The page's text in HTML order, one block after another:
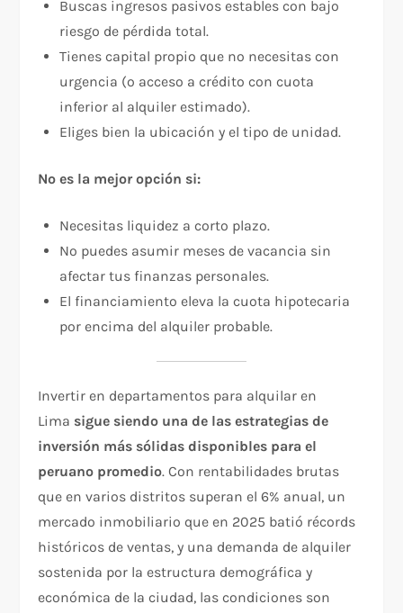
Buscas ingresos pasivos estables con bajo
riesgo de pérdida total.
Tienes capital propio que no necesitas con
urgencia (o acceso a crédito con cuota
inferior al alquiler estimado).
Eliges bien la ubicación y el tipo de unidad.
No es la mejor opción si:
Necesitas liquidez a corto plazo.
No puedes asumir meses de vacancia sin
afectar tus finanzas personales.
El financiamiento eleva la cuota hipotecaria
por encima del alquiler probable.
Invertir en departamentos para alquilar en
Lima sigue siendo una de las estrategias de
inversión más sólidas disponibles para el
peruano promedio. Con rentabilidades brutas
que en varios distritos superan el 6% anual, un
mercado inmobiliario que en 2025 batió récords
históricos de ventas, y una demanda de alquiler
sostenida por la estructura demográfica y
económica de la ciudad, las condiciones son